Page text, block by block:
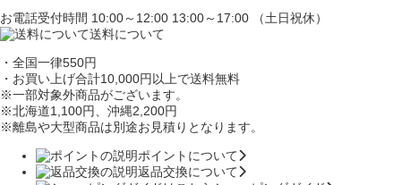
お電話受付時間 10:00～12:00 13:00～17:00 （土日祝休）
送料について
・全国一律550円
・お買い上げ合計10,000円 以上で送料無料
※一部対象外商品がございます。
※北海道1,100円、沖縄2,200円
※離島や大型商品は別途お見積りとなります。
ポイントについて
返品交換について